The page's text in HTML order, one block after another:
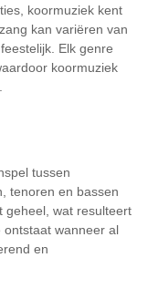
koormuziek kent
kan variëren van
Elk genre
koormuziek
tussen
tenoren en bassen
geheel, wat resulteert
ontstaat wanneer al
en